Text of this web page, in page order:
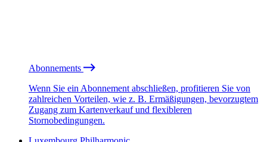
Abonnements
Wenn Sie ein Abonnement abschließen, profitieren Sie von
zahlreichen Vorteilen, wie z. B. Ermäßigungen, bevorzugtem
Zugang zum Kartenverkauf und flexibleren
Stornobedingungen.